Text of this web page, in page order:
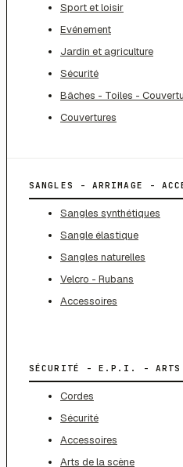
Sport et loisir
Evénement
Jardin et agriculture
Sécurité
Bâches - Toiles -
Couvertures
SANGLES - ARRIMAGE -
Sangles synthétiques
Sangle élastique
Sangles naturelles
Velcro - Rubans
Accessoires
SÉCURITÉ - E.P.I. - ARTS
Cordes
Sécurité
Accessoires
Arts de la scène